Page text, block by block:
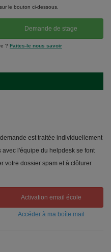
le bouton ci-dessous.
Demande de stage
? Faites-le nous savoir
est traitée individuellement
l'équipe du helpdesk se font
votre dossier spam et à clôturer
Activation email école
Accéder à ma boîte mail